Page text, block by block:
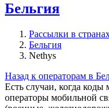
Бельгия
Рассылки в
Бельгия
Nethys
Назад к операторам в
Есть случаи, когда
операторы мобильной